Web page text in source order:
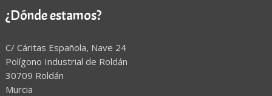
¿Dónde estamos?
C/ Cáritas Española, Nave 24
Polígono Industrial de Roldán
30709 Roldán
Murcia